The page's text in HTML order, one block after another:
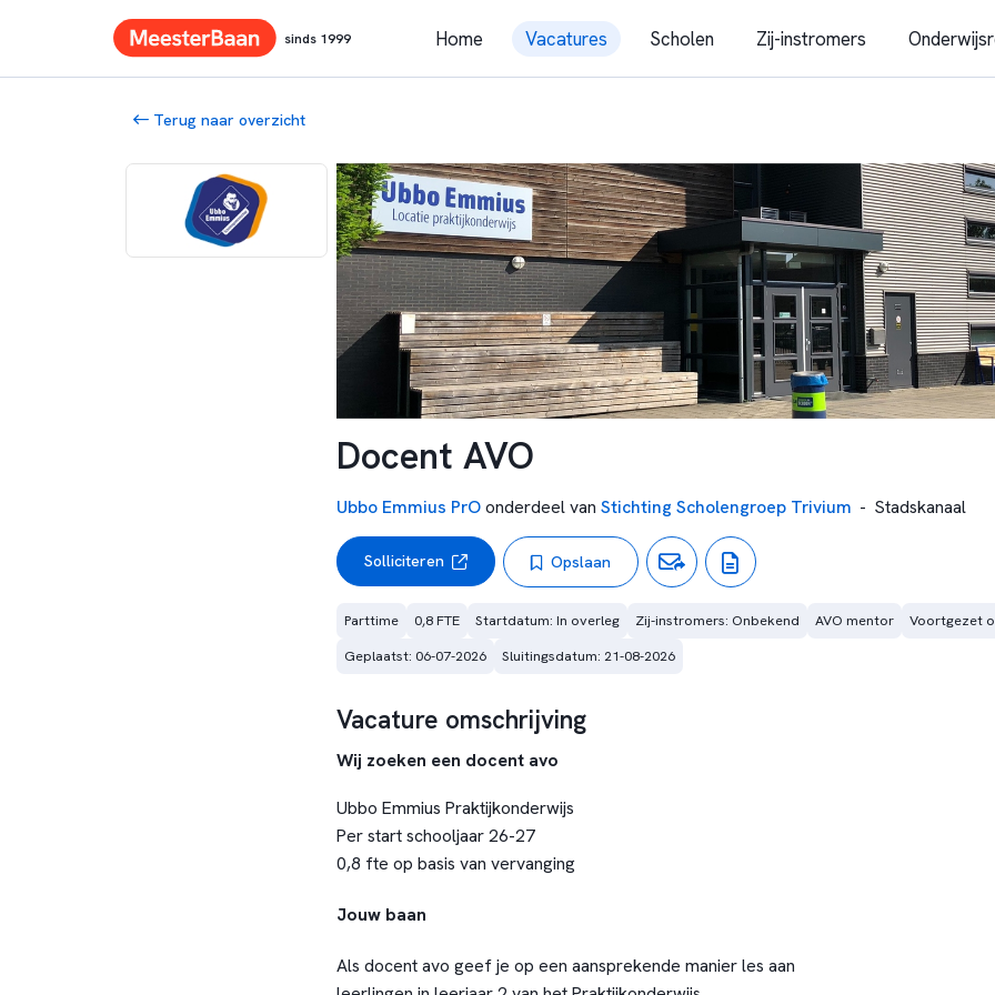
sinds 1999 Home Vacatures Scholen Zij-instromers
Terug naar overzicht
Docent AVO
Ubbo Emmius PrOonderdeel van Stichting Scholengroep Trivium - Stadskanaal
Solliciteren Opslaan
Parttime 0,8 FTE Startdatum: In overleg Zij-instromers: Onbekend AVO mentor
Voortgezet
Geplaatst: 06-07-2026
Sluitingsdatum: 21-08-2026
Vacature omschrijving
Wij zoeken een docent avo
Ubbo Emmius Praktijkonderwijs
Per start schooljaar 26-27
0,8 fte op basis van vervanging
Jouw baan
Als docent avo geef je op een aansprekende manier les aan